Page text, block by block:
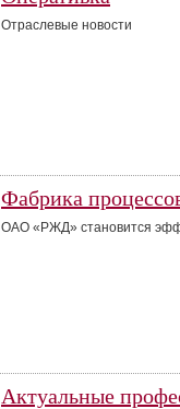
Отраслевые новости
Фабрика
ОАО «РЖД» становится
Актуальные